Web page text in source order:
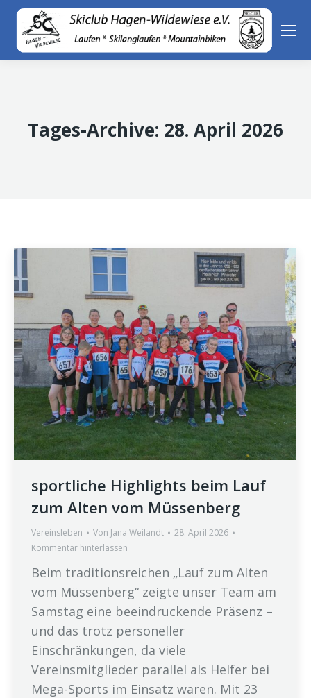
Tages-Archive: 28. April 2026
sportliche Highlights beim Lauf
zum Alten vom Müssenberg
Vereinsleben Von Jana Weilandt
28. April 2026
Kommentar hinterlassen
Beim traditionsreichen „Lauf zum Alten
vom Müssenberg“ zeigte unser Team am
Samstag eine beeindruckende Präsenz –
und das trotz personeller
Einschränkungen, da viele
Vereinsmitglieder parallel als Helfer bei
Mega-Sports im Einsatz waren. Mit 23